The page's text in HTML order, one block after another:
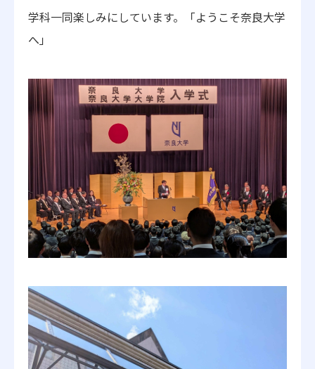
学科一同楽しみにしています。「ようこそ奈良大学
へ」